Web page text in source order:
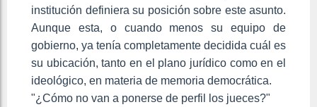
institución definiera su posición sobre este asunto.
Aunque esta, o cuando menos su equipo de
gobierno, ya tenía completamente decidida cuál es
su ubicación, tanto en el plano jurídico como en el
ideológico, en materia de memoria democrática.
"¿Cómo no van a ponerse de perfil los jueces?"